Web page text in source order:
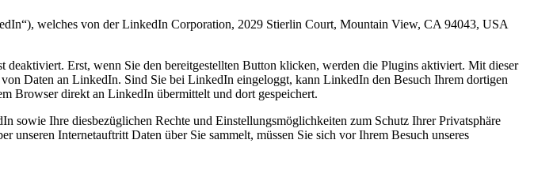
welches von der LinkedIn Corporation, 2029 Stierlin Court, Mountain View, CA 94043, USA
deaktiviert. Erst, wenn Sie den bereitgestellten Button klicken, werden die Plugins aktiviert. Mit dieser
Daten an LinkedIn. Sind Sie bei LinkedIn eingeloggt, kann LinkedIn den Besuch Ihrem dortigen
Browser direkt an LinkedIn übermittelt und dort gespeichert.
Ihre diesbezüglichen Rechte und Einstellungsmöglichkeiten zum Schutz Ihrer Privatsphäre
Internetauftritt Daten über Sie sammelt, müssen Sie sich vor Ihrem Besuch unseres